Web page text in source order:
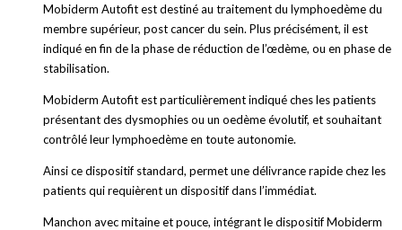
Mobiderm Autofit est destiné au traitement du lymphoedème du
membre supérieur, post cancer du sein. Plus précisément, il est
indiqué en fin de la phase de réduction de l’œdème, ou en phase de
stabilisation.
Mobiderm Autofit est particulièrement indiqué ches les patients
présentant des dysmophies ou un oedème évolutif, et souhaitant
contrôlé leur lymphoedème en toute autonomie.
Ainsi ce dispositif standard, permet une délivrance rapide chez les
patients qui requièrent un dispositif dans l’immédiat.
Manchon avec mitaine et pouce, intégrant le dispositif Mobiderm